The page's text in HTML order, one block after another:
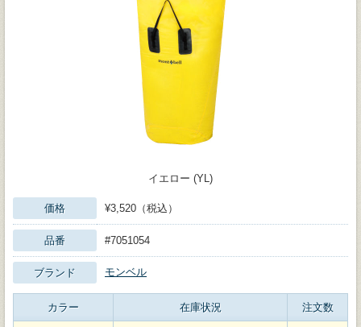
イエロー (YL)
価格 ¥3,520（税込）
品番 #7051054
ブランド モンベル
カラー 在庫状況 注文数